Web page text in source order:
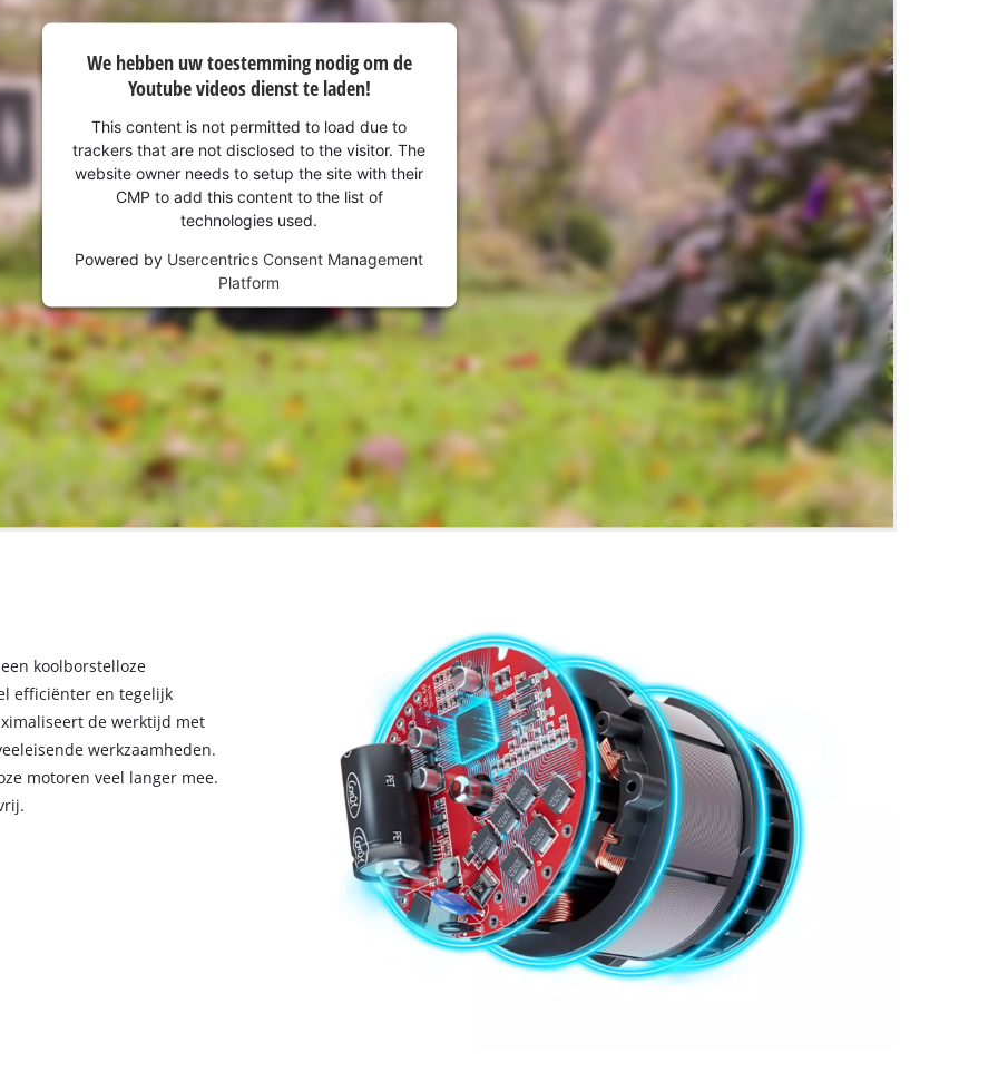
We hebben uw toestemming nodig om de
Youtube videos dienst te laden!
This content is not permitted to load due to
trackers that are not disclosed to the visitor. The
website owner needs to setup the site with their
CMP to add this content to the list of
technologies used.
Powered by Usercentrics Consent Management
Platform
koolborstelloze
efficiënter en tegelijk
de werktijd met
werkzaamheden.
motoren veel langer mee.